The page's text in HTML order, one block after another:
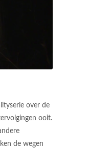
over de
ooit.
de wegen